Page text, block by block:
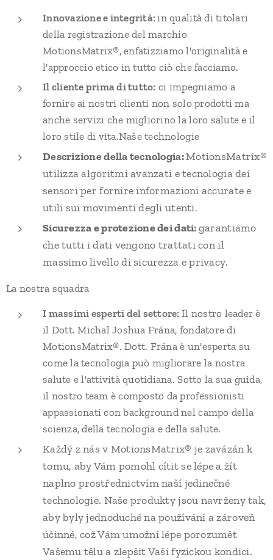
Innovazione e integrità:in qualità di titolari
della registrazione del marchio
MotionsMatrix®, enfatizziamo l'originalità e
l'approccio etico in tutto ciò che facciamo.
Il cliente prima di tutto: ci impegniamo a
fornire ai nostri clienti non solo prodotti ma
anche servizi che migliorino la loro salute e il
loro stile di vita.Naše technologie
Descrizione della tecnologia:MotionsMatrix®
utilizza algoritmi avanzati e tecnologia dei
sensori per fornire informazioni accurate e
utili sui movimenti degli utenti.
Sicurezza e protezione dei dati:garantiamo
che tutti i dati vengono trattati con il
massimo livello di sicurezza e privacy.
La nostra squadra
I massimi esperti del settore: Il nostro leader è
il Dott. Michal Joshua Frána, fondatore di
MotionsMatrix®. Dott. Frána è un'esperta su
come la tecnologia può migliorare la nostra
salute e l'attività quotidiana. Sotto la sua guida,
il nostro team è composto da professionisti
appassionati con background nel campo della
scienza, della tecnologia e della salute.
Každý z nás v MotionsMatrix® je zavázán k
tomu, aby Vám pomohl cítit se lépe a žít
naplno prostřednictvím naší jedinečné
technologie. Naše produkty jsou navrženy tak,
aby byly jednoduché na používání a zároveň
účinné, což Vám umožní lépe porozumět
Vašemu tělu a zlepšit Vaši fyzickou kondici.